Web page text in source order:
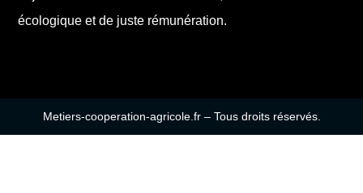
écologique et de juste rémunération.
Metiers-cooperation-agricole.fr – Tous droits réservés.